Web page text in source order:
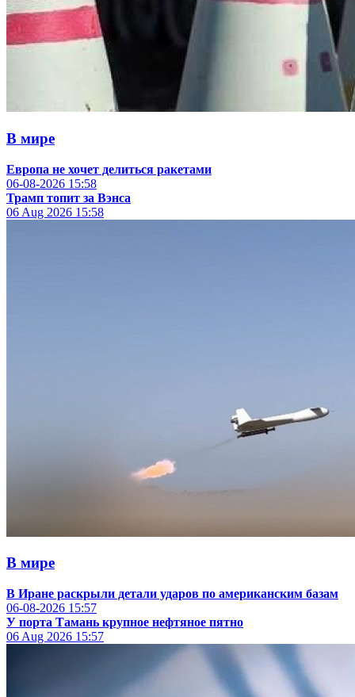
В мире
Европа не хочет делиться ракетами
06-08-2026 15:58
Трамп топит за Вэнса
06 Aug 2026 15:58
В мире
В Иране раскрыли детали ударов по американским базам
06-08-2026 15:57
У порта Тамань крупное нефтяное пятно
06 Aug 2026 15:57